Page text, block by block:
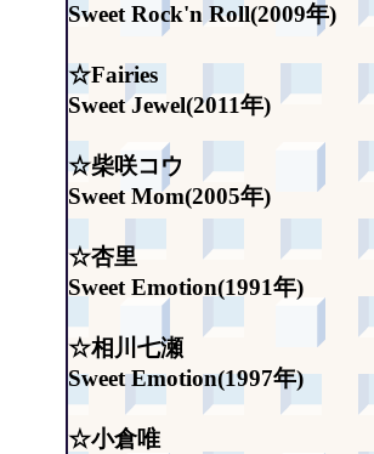
Sweet Rock'n Roll(2009年)
☆Fairies
Sweet Jewel(2011年)
☆柴咲コウ
Sweet Mom(2005年)
☆杏里
Sweet Emotion(1991年)
☆相川七瀬
Sweet Emotion(1997年)
☆小倉唯